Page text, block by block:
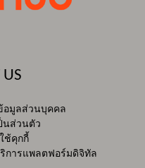
อมูลส่วนบุคคล
นส่วนตัว
ช้คุกกี้
การแพลตฟอร์มดิจิทัล